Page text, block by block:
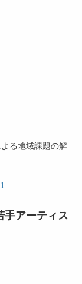
る地域課題の解
手アーティス